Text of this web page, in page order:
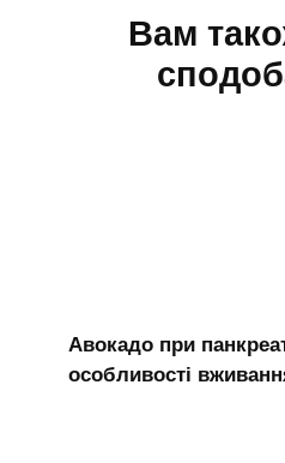
Вам
Авокадо при
особливості